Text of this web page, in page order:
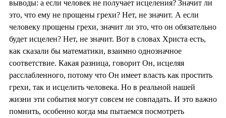
выводы: а если человек не получает исцеления? Значит ли
это, что ему не прощены грехи? Нет, не значит. А если
человеку прощены грехи, значит ли это, что он обязательно
будет исцелен? Нет, не значит. Вот в словах Христа есть,
как сказали бы математики, взаимно однозначное
соответствие. Какая разница, говорит Он, исцеляя
расслабленного, потому что Он имеет власть как простить
грехи, так и исцелить человека. Но в реальной нашей
жизни эти события могут совсем не совпадать. И это важно
помнить, особенно когда мы пытаемся посмотреть